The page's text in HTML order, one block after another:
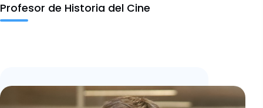
Agenda
Profesor de Historia del Cine